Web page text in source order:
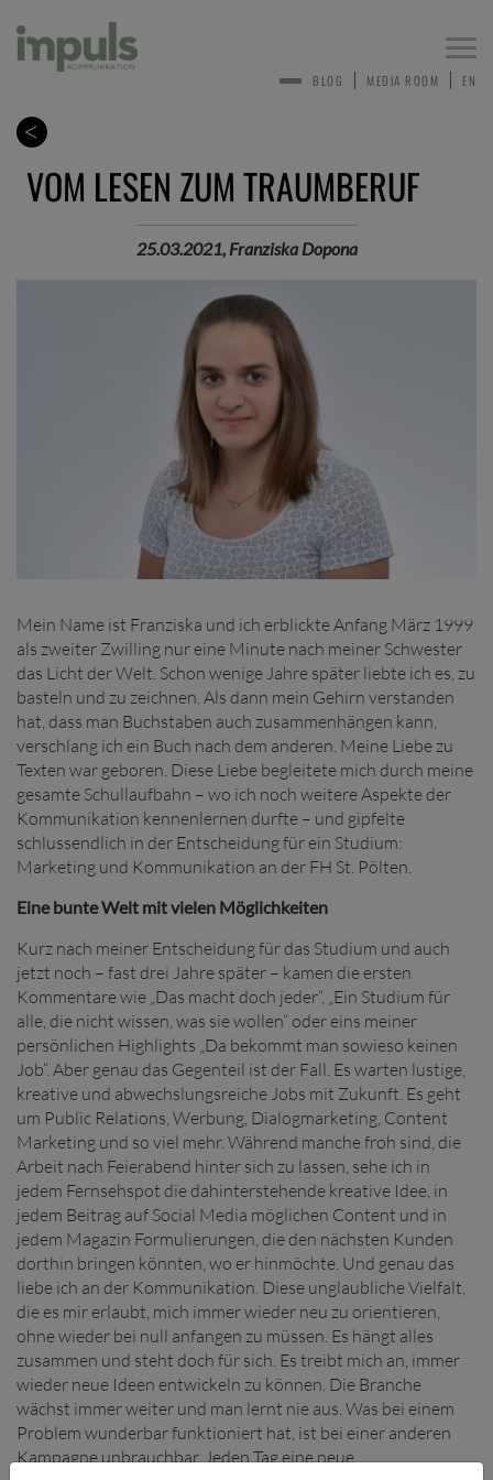
EN
MEDIA ROOM
BLOG
VOM LESEN ZUM TRAUMBERUF
25.03.2021, Franziska Dopona
Mein Name ist Franziska und ich erblickte Anfang März 1999
als zweiter Zwilling nur eine Minute nach meiner Schwester
das Licht der Welt. Schon wenige Jahre später liebte ich es, zu
basteln und zu zeichnen. Als dann mein Gehirn verstanden
hat, dass man Buchstaben auch zusammenhängen kann,
verschlang ich ein Buch nach dem anderen. Meine Liebe zu
Texten war geboren. Diese Liebe begleitete mich durch meine
gesamte Schullaufbahn – wo ich noch weitere Aspekte der
Kommunikation kennenlernen durfte – und gipfelte
schlussendlich in der Entscheidung für ein Studium:
Marketing und Kommunikation an der FH St. Pölten.
Eine bunte Welt mit vielen Möglichkeiten
Kurz nach meiner Entscheidung für das Studium und auch
jetzt noch – fast drei Jahre später – kamen die ersten
Kommentare wie „Das macht doch jeder“, „Ein Studium für
alle, die nicht wissen, was sie wollen“ oder eins meiner
persönlichen Highlights „Da bekommt man sowieso keinen
Job“. Aber genau das Gegenteil ist der Fall. Es warten lustige,
kreative und abwechslungsreiche Jobs mit Zukunft. Es geht
um Public Relations, Werbung, Dialogmarketing, Content
Marketing und so viel mehr. Während manche froh sind, die
Arbeit nach Feierabend hinter sich zu lassen, sehe ich in
jedem Fernsehspot die dahinterstehende kreative Idee, in
jedem Beitrag auf Social Media möglichen Content und in
jedem Magazin Formulierungen, die den nächsten Kunden
dorthin bringen könnten, wo er hinmöchte. Und genau das
liebe ich an der Kommunikation. Diese unglaubliche Vielfalt,
die es mir erlaubt, mich immer wieder neu zu orientieren,
ohne wieder bei null anfangen zu müssen. Es hängt alles
zusammen und steht doch für sich. Es treibt mich an, immer
wieder neue Ideen entwickeln zu können. Die Branche
wächst immer weiter und man lernt nie aus. Was bei einem
Problem wunderbar funktioniert hat, ist bei einer anderen
Kampagne unbrauchbar. Jeden Tag eine neue